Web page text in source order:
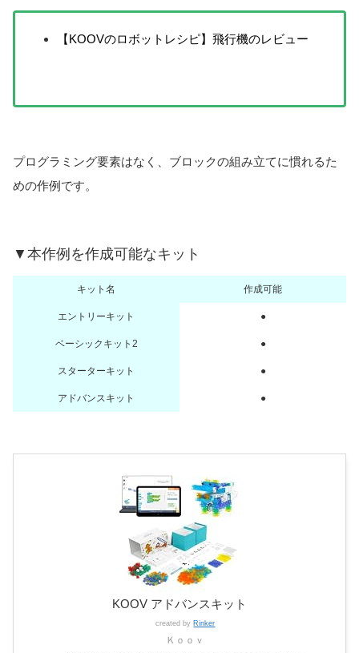
【KOOVのロボットレシピ】飛行機のレビュー
プログラミング要素はなく、ブロックの組み立てに慣れるた
めの作例です。
▼本作例を作成可能なキット
キット名 作成可能
エントリーキット ●
ベーシックキット2 ●
スターターキット ●
アドバンスキット ●
KOOV アドバンスキット
created by Rinker
Ｋｏｏｖ